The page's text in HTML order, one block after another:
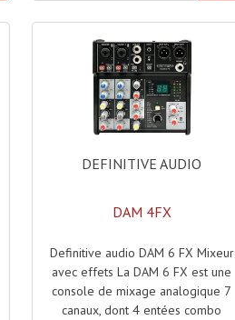
DEFINITIVE AUDIO
DAM 4FX
Definitive audio DAM 6 FX Mixeur
avec effets La DAM 6 FX est une
console de mixage analogique 7
canaux, dont 4 entées combo